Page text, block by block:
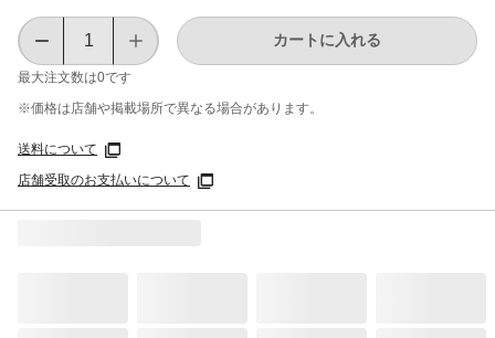
最大注文数は0です
カートに入れる
※価格は​店舗や​掲載場所で​異なる​場合が​あります。
送料について
店舗受取のお支払いについて